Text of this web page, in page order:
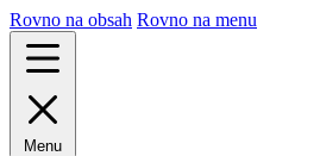
Rovno na obsah Rovno na menu
Menu